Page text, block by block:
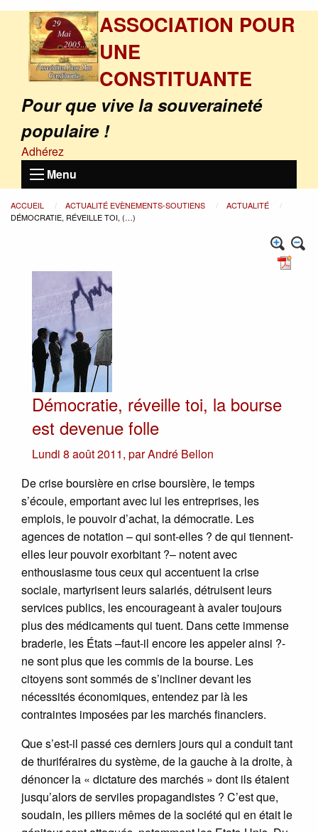
ASSOCIATION POUR
UNE
CONSTITUANTE
Pour que vive la souveraineté
populaire !
Adhérez
Menu
ACCUEIL ACTUALITÉ EVÈNEMENTS-SOUTIENS
ACTUALITÉ
DÉMOCRATIE, RÉVEILLE TOI, (…)
Démocratie, réveille toi, la bourse
est devenue folle
Lundi 8 août 2011, parAndré Bellon
De crise boursière en crise boursière, le temps
s’écoule, emportant avec lui les entreprises, les
emplois, le pouvoir d’achat, la démocratie. Les
agences de notation – qui sont-elles ? de qui tiennent-
elles leur pouvoir exorbitant ?– notent avec
enthousiasme tous ceux qui accentuent la crise
sociale, martyrisent leurs salariés, détruisent leurs
services publics, les encourageant à avaler toujours
plus des médicaments qui tuent. Dans cette immense
braderie, les États –faut-il encore les appeler ainsi ?-
ne sont plus que les commis de la bourse. Les
citoyens sont sommés de s’incliner devant les
nécessités économiques, entendez par là les
contraintes imposées par les marchés financiers.
Que s’est-il passé ces derniers jours qui a conduit tant
de thuriféraires du système, de la gauche à la droite, à
dénoncer la « dictature des marchés » dont ils étaient
jusqu’alors de serviles propagandistes ? C’est que,
soudain, les piliers mêmes de la société qui en était le